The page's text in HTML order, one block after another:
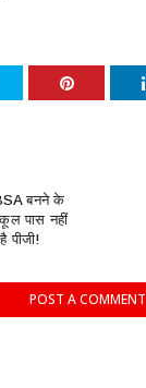
बनने के
पास नहीं
पीजी!
POST A COMMENT